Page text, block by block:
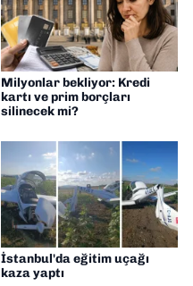
Milyonlar bekliyor: Kredi
kartı ve prim borçları
silinecek mi?
İstanbul'da eğitim uçağı
kaza yaptı